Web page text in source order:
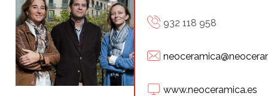
932 118 958
www.neoceramica.es